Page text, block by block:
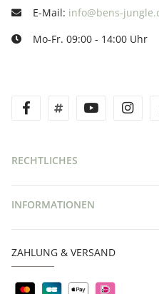
E-Mail: info@bens-
Mo-Fr. 09:00 - 14:00 Uhr
facebooktwitter youtube
RECHTLICHES
INFORMATIONEN
ZAHLUNG & VERSAND